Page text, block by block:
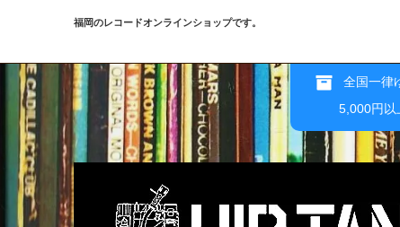
福岡のレコードオンラインショップです。
全国一律
5,000円以